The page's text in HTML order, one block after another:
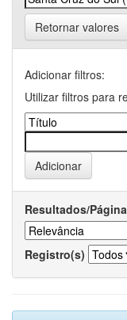
Retornar valores
Adicionar filtros:
Utilizar filtros para
Resultados/Página
Registro(s)